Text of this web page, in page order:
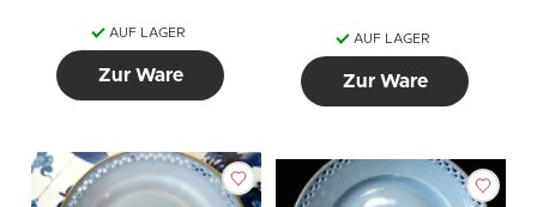
AUF LAGER
Zur Ware
AUF LAGER
Zur Ware